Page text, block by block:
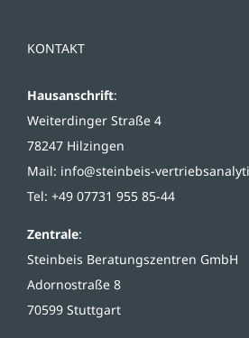
KONTAKT
Hausanschrift:
Weiterdinger Straße 4
78247 Hilzingen
Mail: info@steinbeis-
Tel: +49 07731 955 85-44
Zentrale:
Steinbeis Beratungszentren GmbH
Adornostraße 8
70599 Stuttgart